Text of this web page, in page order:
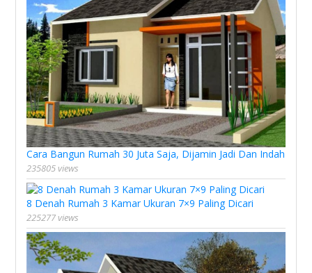
Cara Bangun Rumah 30 Juta Saja, Dijamin Jadi Dan Indah
235805 views
8 Denah Rumah 3 Kamar Ukuran 7×9 Paling Dicari
225277 views